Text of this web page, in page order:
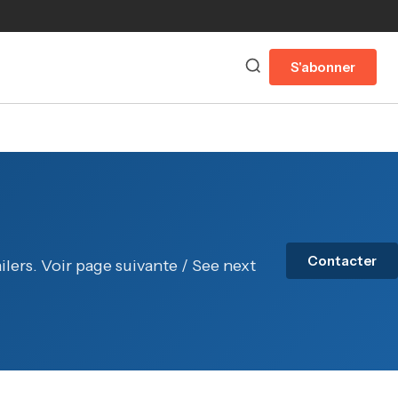
S'abonner
Voir page suivante / See next
Contacter